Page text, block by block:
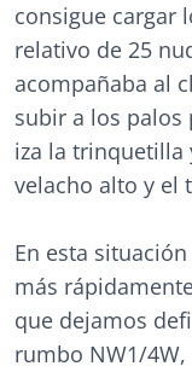
consigue cargar
relativo de 25
acompañaba al
subir a los palos
iza la trinquetilla
velacho alto y el
En esta
más
que dejamos
rumbo NW1/